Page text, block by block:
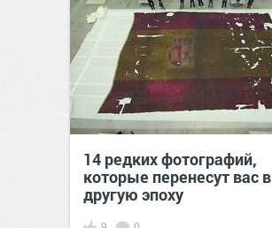
14 редких фотографий,
которые перенесут вас в
другую эпоху